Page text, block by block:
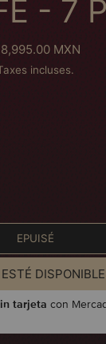
- 7
normal
MXN
incluses.
EPUISÉ
tarjeta con